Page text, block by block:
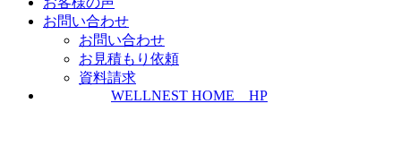
お問い合わせ
お問い合わせ
お見積もり依頼
資料請求
WELLNEST HOME HP